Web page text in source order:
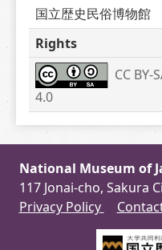
国立歴史民俗博物館
Rights
CC
4.0
National Museum of
117 Jonai-cho, Sakura
Privacy Policy